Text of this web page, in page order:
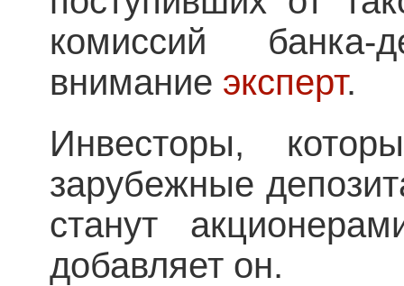
комиссий банка-
внимание эксперт.
Инвесторы,
зарубежные
станут
добавляет он.